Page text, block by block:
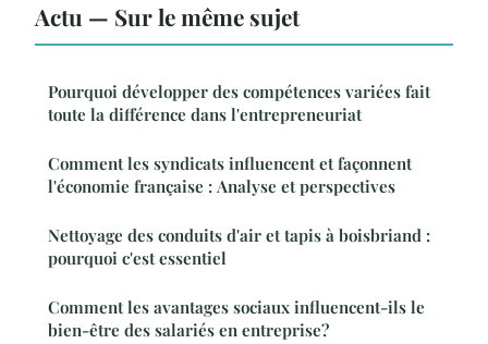
Actu — Sur le même sujet
Pourquoi développer des compétences variées fait
toute la différence dans l'entrepreneuriat
Comment les syndicats influencent et façonnent
l'économie française : Analyse et perspectives
Nettoyage des conduits d'air et tapis à boisbriand :
pourquoi c'est essentiel
Comment les avantages sociaux influencent-ils le
bien-être des salariés en entreprise?